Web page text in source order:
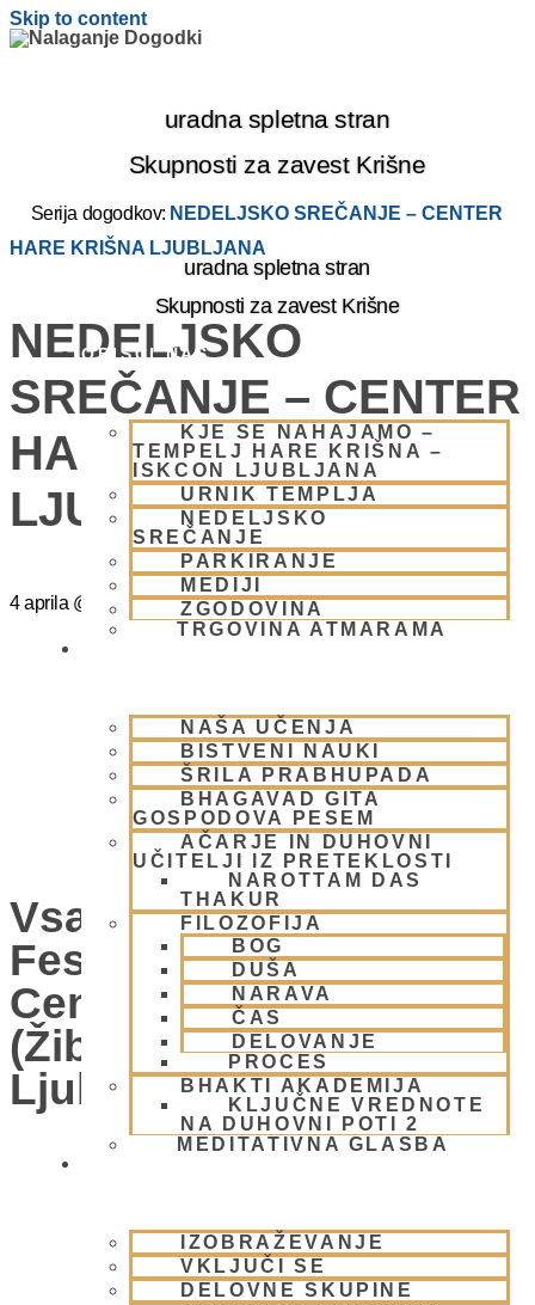
Skip to content
uradna spletna stran
Skupnosti za zavest Krišne
uradna spletna stran
Skupnosti za zavest Krišne
OBIŠČI NAS
KJE SE NAHAJAMO –
TEMPELJ HARE KRIŠNA –
ISKCON LJUBLJANA
URNIK TEMPLJA
NEDELJSKO
SREČANJE
PARKIRANJE
MEDIJI
ZGODOVINA
TRGOVINA ATMARAMA
NAŠA UČENJA
BISTVENI NAUKI
ŠRILA PRABHUPADA
BHAGAVAD GITA
GOSPODOVA PESEM
AČARJE IN DUHOVNI
UČITELJI IZ PRETEKLOSTI
NAROTTAM DAS
THAKUR
FILOZOFIJA
BOG
DUŠA
NARAVA
ČAS
DELOVANJE
PROCES
BHAKTI AKADEMIJA
KLJUČNE VREDNOTE
NA DUHOVNI POTI 2
MEDITATIVNA GLASBA
IZOBRAŽEVANJE
VKLJUČI SE
DELOVNE SKUPINE
Serija dogodkov: NEDELJSKO SREČANJE – CENTER
HARE KRIŠNA LJUBLJANA
NEDELJSKO
SREČANJE – CENTER
HARE KRIŠNA
LJUBLJANA
4 aprila @ 15:00 -20:00
Vsako Nedeljo Mini
Festival V Hare Krišna
Centru – VABLJENI
(Žibertova 27, 1000
Ljubljana)